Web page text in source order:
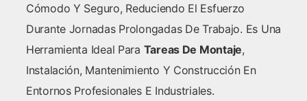
Cómodo Y Seguro, Reduciendo El Esfuerzo
Durante Jornadas Prolongadas De Trabajo. Es Una
Herramienta Ideal Para Tareas De Montaje,
Instalación, Mantenimiento Y Construcción En
Entornos Profesionales E Industriales.